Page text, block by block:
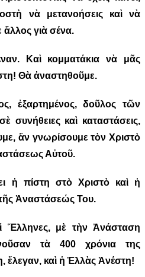
νὰ μετανοήσεις καὶ νὰ
γιὰ σένα.
Καὶ κομματάκια νὰ μᾶς
Θὰ ἀναστηθοῦμε.
ἐξαρτημένος, δοῦλος τῶν
συνήθειες καὶ καταστάσεις,
ἂν γνωρίσουμε τὸν Χριστὸ
Αὐτοῦ.
ἡ πίστη στὸ Χριστὸ καὶ ἡ
Ἀναστάσεώς Του.
Ἕλληνες, μὲ τὴν Ἀνάσταση
τὰ 400 χρόνια της
ἔλεγαν, καὶ ἡ Ἑλλὰς Ἀνέστη!